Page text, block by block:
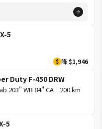
5
$ 降 $1,946
Duty F-450 DRW
203" WB 84" CA | 200 km
5